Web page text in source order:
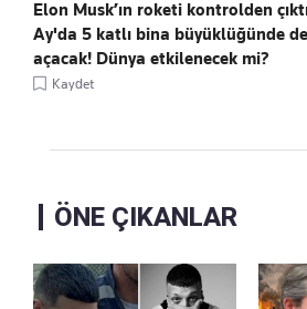
Elon Musk’ın roketi kontrolden
Ay'da 5 katlı bina büyüklüğünde
açacak! Dünya etkilenecek mi?
Kaydet
ÖNE ÇIKANLAR